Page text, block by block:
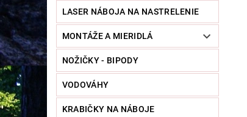
LASER NÁBOJA NA NASTRELENIE
MONTÁŽE A MIERIDLÁ
NOŽIČKY - BIPODY
VODOVÁHY
KRABIČKY NA NÁBOJE